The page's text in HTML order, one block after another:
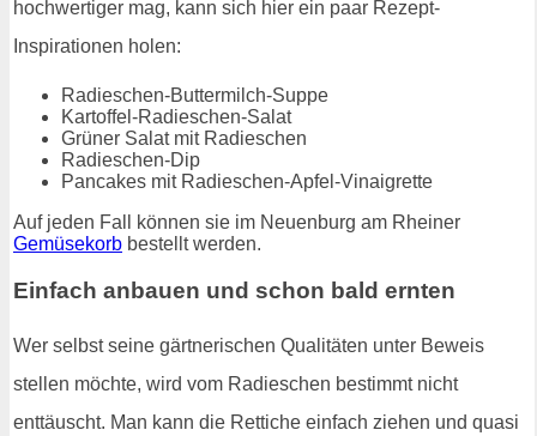
hochwertiger mag, kann sich hier ein paar Rezept-
Inspirationen holen:
Radieschen-Buttermilch-Suppe
Kartoffel-Radieschen-Salat
Grüner Salat mit Radieschen
Radieschen-Dip
Pancakes mit Radieschen-Apfel-Vinaigrette
Auf jeden Fall können sie im Neuenburg am Rheiner
Gemüsekorb bestellt werden.
Einfach anbauen und schon bald ernten
Wer selbst seine gärtnerischen Qualitäten unter Beweis
stellen möchte, wird vom Radieschen bestimmt nicht
enttäuscht. Man kann die Rettiche einfach ziehen und quasi